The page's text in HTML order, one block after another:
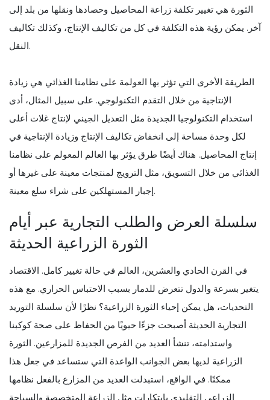
الثورة هي تغيير تكلفة زراعة المحاصيل وحصادها ونقلها من بلد إلى
آخر. يمكن رؤية هذه التكلفة في كل من تكاليف الإنتاج، وكذلك تكاليف
النقل.
الطريقة الأخرى التي تؤثر بها العولمة على نظامنا الغذائي هي زيادة
الإنتاجية من خلال التقدم التكنولوجي. على سبيل المثال، أدى
استخدام التكنولوجيا الجديدة مثل التعديل الجيني لإنتاج غلات أعلى
لكل وحدة مساحة إلى انخفاض تكاليف الإنتاج وزيادة الإنتاجية في
إنتاج المحاصيل. هناك أيضًا طرق يؤثر بها العالم المعولم على نظامنا
الغذائي من خلال التسويق، مثل الترويج لمنتجات معينة على غيرها أو
إجبار المستهلكين على شراء سلع معينة.
سلسلة العرض والطلب التجارية عبر أيام
الثورة الزراعية الحديثة
في القرن الحادي والعشرين، العالم في حالة تغيير كامل. الاقتصاد
يتغير بسرعة والدول تتعرض للدمار بسبب الاحتباس الحراري. مع هذه
التحديات، هل يمكن إحياء الثورة الزراعية؟ نظرًا لأن سلسلة التوريد
التجارية الحديثة أصبحت جزءًا حيويًا من الحفاظ على صحة كوكبنا
واستدامته، تنشأ العديد من الفرص الجديدة للمزارعين. الثورة
الزراعية لديها بعض الجوانب الواعدة التي ستساعد في جعل هذا
ممكنًا. في الواقع، استبدلت العديد من المزارع بالفعل نظامها
الزراعي التقليدي بابتكارات مثل الزراعة المتخصصة والسياحة